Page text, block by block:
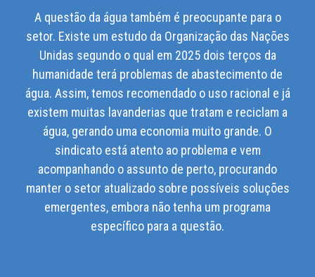
A questão da água também é preocupante para o
setor. Existe um estudo da Organização das Nações
Unidas segundo o qual em 2025 dois terços da
humanidade terá problemas de abastecimento de
água. Assim, temos recomendado o uso racional e já
existem muitas lavanderias que tratam e reciclam a
água, gerando uma economia muito grande. O
sindicato está atento ao problema e vem
acompanhando o assunto de perto, procurando
manter o setor atualizado sobre possíveis soluções
emergentes, embora não tenha um programa
específico para a questão.